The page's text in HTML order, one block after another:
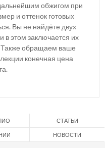
обжигом при
и оттенок готовых
Вы не найдёте двух
в этом заключается их
Также обращаем ваше
конечная цена
СТАТЬИ
НОВОСТИ